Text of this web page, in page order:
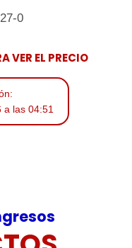
0
VER EL PRECIO
a las 04:51